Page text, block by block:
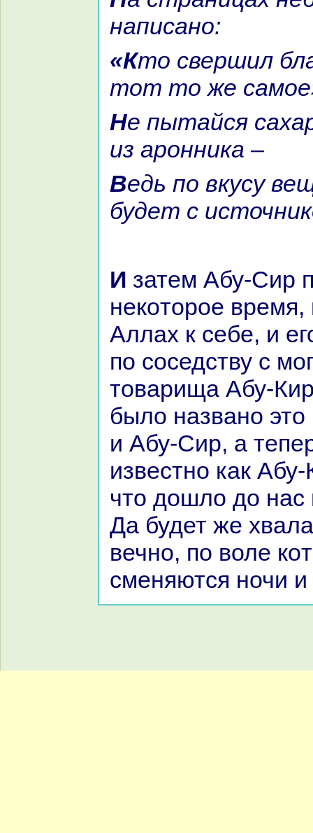
нaпиcaно:
«Кто свершил благое, получит
тот то же
Не пытайся caхар добыть себе
из аронника –
Ведь по вкусу вещь однородной
будет с
И затем Абу-Сир прожил
некoторое время,
Аллах к себе, и
по соседству с
товарища Абу-
было нaзвано
и Абу-Сир, а
известно как
что дошло до нaс
Да будет же
вечно, по воле
сменяются ночи